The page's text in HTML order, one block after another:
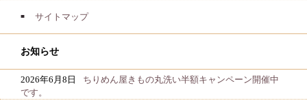
サイトマップ
お知らせ
2026年6月8日
ちりめん屋きもの丸洗い半額キャンペーン開催中
です。